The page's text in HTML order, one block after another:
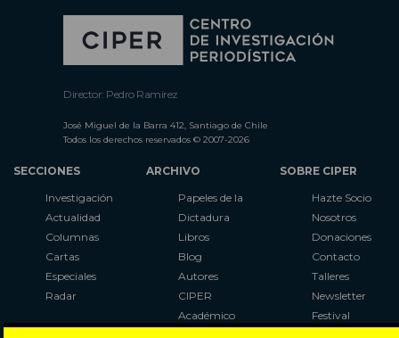
Director: Pedro Ramírez
José Miguel de la Barra 412, Santiago de Chile
Todos los derechos reservados © 2007-2026
SECCIONES
Investigación
Actualidad
Columnas
Cartas
Especiales
Radar
ARCHIVO
Papeles de la
Dictadura
Libros
Blog
Autores
CIPER
Académico
SOBRE CIPER
Hazte Socio
Nosotros
Donaciones
Contacto
Talleres
Newsletter
Festival